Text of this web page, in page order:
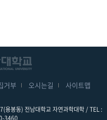
거부 오시는길 사이트맵
용봉동) 전남대학교 자연과학대학 / TEL :
3460